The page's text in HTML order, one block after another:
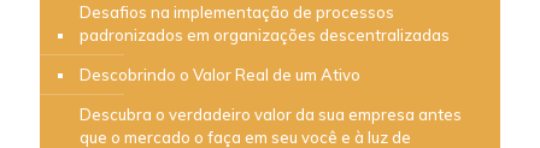
Desafios na implementação de processos
padronizados em organizações descentralizadas
Descobrindo o Valor Real de um Ativo
Descubra o verdadeiro valor da sua empresa antes
que o mercado o faça em seu você e à luz de